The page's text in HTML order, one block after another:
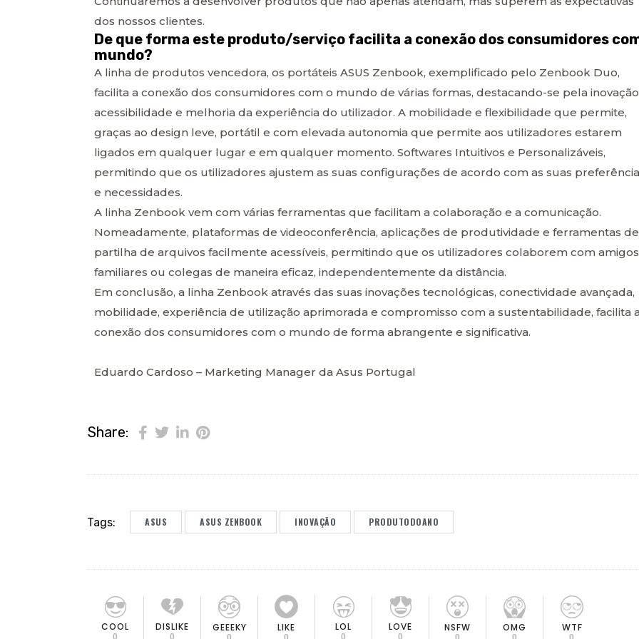
dos nossos clientes.
De que forma este produto/serviço facilita a conexão dos consumidores
mundo?
A linha de produtos vencedora, os portáteis ASUS Zenbook, exemplificado pelo Zenbook Duo,
facilita a conexão dos consumidores com o mundo de várias formas, destacando-se pela
acessibilidade e melhoria da experiência do utilizador. A mobilidade e flexibilidade que permite,
graças ao design leve, portátil e com elevada autonomia que permite aos utilizadores estarem
ligados em qualquer lugar e em qualquer momento. Softwares Intuitivos e Personalizáveis,
permitindo que os utilizadores ajustem as suas configurações de acordo com as suas
e necessidades.
A linha Zenbook vem com várias ferramentas que facilitam a colaboração e a comunicação.
Nomeadamente, plataformas de videoconferência, aplicações de produtividade e ferramentas de
partilha de arquivos facilmente acessíveis, permitindo que os utilizadores colaborem com
familiares ou colegas de maneira eficaz, independentemente da distância.
Em conclusão, a linha Zenbook através das suas inovações tecnológicas, conectividade avançada,
mobilidade, experiência de utilização aprimorada e compromisso com a sustentabilidade, facilita a
conexão dos consumidores com o mundo de forma abrangente e significativa.
Eduardo Cardoso – Marketing Manager da Asus Portugal
Share:
Tags: ASUS ASUS ZENBOOK INOVAÇÃO PRODUTODOANO
COOL DISLIKE GEEEKY LIKE LOL LOVE NSFW OMG WTF